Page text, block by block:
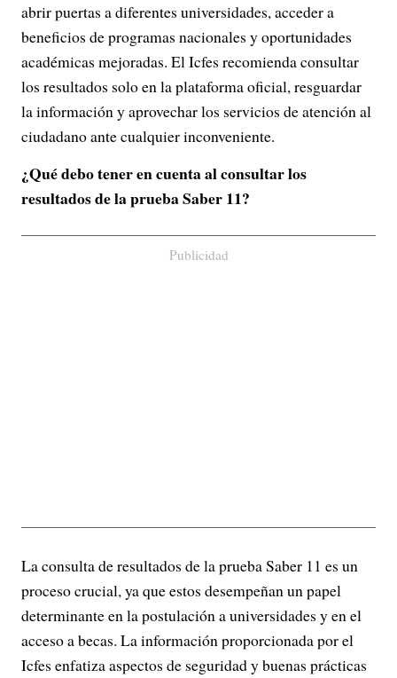
abrir puertas a diferentes universidades, acceder a
beneficios de programas nacionales y oportunidades
académicas mejoradas. El Icfes recomienda consultar
los resultados solo en la plataforma oficial, resguardar
la información y aprovechar los servicios de atención al
ciudadano ante cualquier inconveniente.
¿Qué debo tener en cuenta al consultar los
resultados de la prueba Saber 11?
Publicidad
La consulta de resultados de la prueba Saber 11 es un
proceso crucial, ya que estos desempeñan un papel
determinante en la postulación a universidades y en el
acceso a becas. La información proporcionada por el
Icfes enfatiza aspectos de seguridad y buenas prácticas